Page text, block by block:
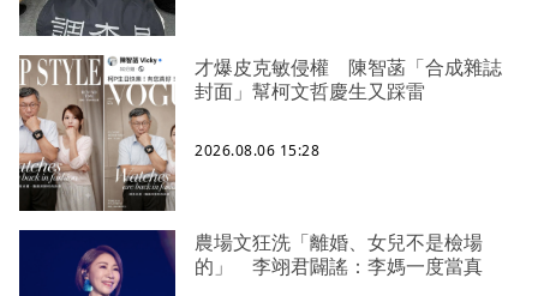
才爆皮克敏侵權 陳智菡「合成雜誌
封面」幫柯文哲慶生又踩雷
2026.08.06 15:28
農場文狂洗「離婚、女兒不是檢場
的」 李翊君闢謠：李媽一度當真